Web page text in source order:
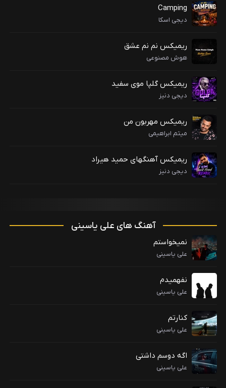
Camping
دیجی اسکا
ریمیکس نم نم عشق
هوش مصنوعی
ریمیکس گلپا موی سفید
دیجی دنیز
ریمیکس مهربون من
میثم ابراهیمی
ریمیکس آهنگهای حمید هیراد
دیجی دنیز
آهنگ های علی یاسینی
نمیخواستم
علی یاسینی
نفهمیدم
علی یاسینی
کنارتم
علی یاسینی
اگه دوسم داشتی
علی یاسینی